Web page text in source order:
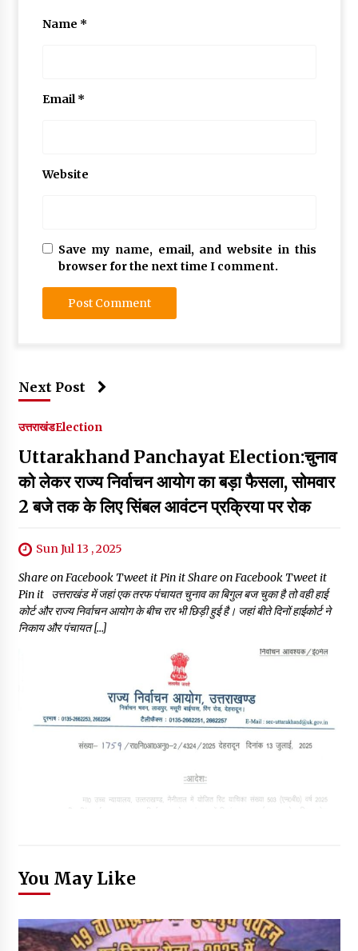
Name *
Email*
Website
Save my name, email, and website in this
browser for the next time I comment.
Next Post
उत्तराखंडElection
Uttarakhand Panchayat Election:चुनाव
को लेकर राज्य निर्वाचन आयोग का बड़ा फैसला, सोमवार
2 बजे तक के लिए सिंबल आवंटन प्रक्रिया पर रोक
Sun Jul 13 , 2025
Share on Facebook Tweet it Pin it Share on Facebook Tweet it
Pin it उत्तराखंड में जहां एक तरफ पंचायत चुनाव का बिगुल बज चुका है तो वही हाई
कोर्ट और राज्य निर्वाचन आयोग के बीच रार भी छिड़ी हुई है। जहां बीते दिनों हाईकोर्ट ने
निकाय और पंचायत […]
You May Like